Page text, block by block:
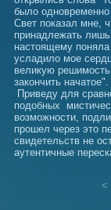
было
Свет показал мне,
принадлежать лишь
настоящему
усладило мое
великую
закончить
Приведу для
подобных
возможности,
прошел через это
свидетельств не
аутентичные
<